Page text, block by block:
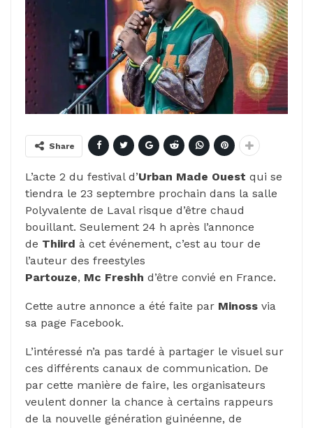
Share
L’acte 2 du festival d’Urban Made Ouest qui se
tiendra le 23 septembre prochain dans la salle
Polyvalente de Laval risque d’être chaud
bouillant. Seulement 24 h après l’annonce
de Thiird à cet événement, c’est au tour de
l’auteur des freestyles
Partouze, Mc Freshh d’être convié en France.
Cette autre annonce a été faite par Minoss via
sa page Facebook.
L’intéressé n’a pas tardé à partager le visuel sur
ces différents canaux de communication. De
par cette manière de faire, les organisateurs
veulent donner la chance à certains rappeurs
de la nouvelle génération guinéenne, de